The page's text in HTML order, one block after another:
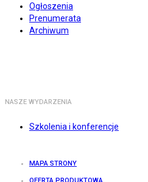
Ogłoszenia
Prenumerata
Archiwum
NASZE WYDARZENIA
Szkolenia i konferencje
MAPA STRONY